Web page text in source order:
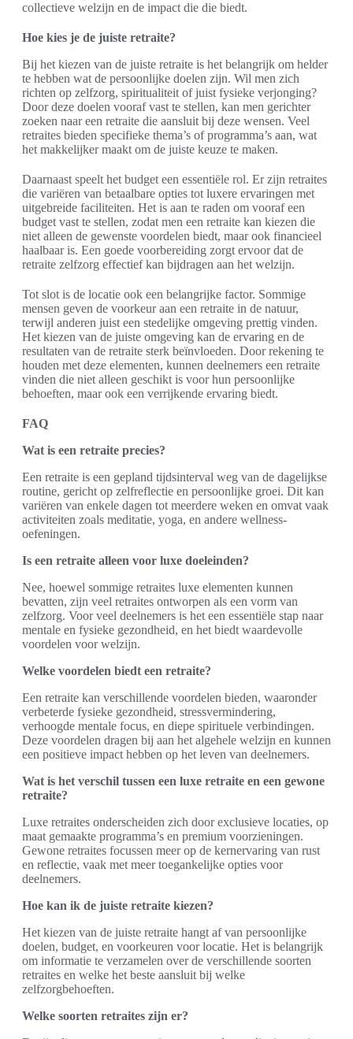
collectieve welzijn en de impact die die biedt.
Hoe kies je de juiste retraite?
Bij het kiezen van de juiste retraite is het belangrijk om helder
te hebben wat de persoonlijke doelen zijn. Wil men zich
richten op zelfzorg, spiritualiteit of juist fysieke verjonging?
Door deze doelen vooraf vast te stellen, kan men gerichter
zoeken naar een retraite die aansluit bij deze wensen. Veel
retraites bieden specifieke thema’s of programma’s aan, wat
het makkelijker maakt om de juiste keuze te maken.
Daarnaast speelt het budget een essentiële rol. Er zijn retraites
die variëren van betaalbare opties tot luxere ervaringen met
uitgebreide faciliteiten. Het is aan te raden om vooraf een
budget vast te stellen, zodat men een retraite kan kiezen die
niet alleen de gewenste voordelen biedt, maar ook financieel
haalbaar is. Een goede voorbereiding zorgt ervoor dat de
retraite zelfzorg effectief kan bijdragen aan het welzijn.
Tot slot is de locatie ook een belangrijke factor. Sommige
mensen geven de voorkeur aan een retraite in de natuur,
terwijl anderen juist een stedelijke omgeving prettig vinden.
Het kiezen van de juiste omgeving kan de ervaring en de
resultaten van de retraite sterk beïnvloeden. Door rekening te
houden met deze elementen, kunnen deelnemers een retraite
vinden die niet alleen geschikt is voor hun persoonlijke
behoeften, maar ook een verrijkende ervaring biedt.
FAQ
Wat is een retraite precies?
Een retraite is een gepland tijdsinterval weg van de dagelijkse
routine, gericht op zelfreflectie en persoonlijke groei. Dit kan
variëren van enkele dagen tot meerdere weken en omvat vaak
activiteiten zoals meditatie, yoga, en andere wellness-
oefeningen.
Is een retraite alleen voor luxe doeleinden?
Nee, hoewel sommige retraites luxe elementen kunnen
bevatten, zijn veel retraites ontworpen als een vorm van
zelfzorg. Voor veel deelnemers is het een essentiële stap naar
mentale en fysieke gezondheid, en het biedt waardevolle
voordelen voor welzijn.
Welke voordelen biedt een retraite?
Een retraite kan verschillende voordelen bieden, waaronder
verbeterde fysieke gezondheid, stressvermindering,
verhoogde mentale focus, en diepe spirituele verbindingen.
Deze voordelen dragen bij aan het algehele welzijn en kunnen
een positieve impact hebben op het leven van deelnemers.
Wat is het verschil tussen een luxe retraite en een gewone
retraite?
Luxe retraites onderscheiden zich door exclusieve locaties, op
maat gemaakte programma’s en premium voorzieningen.
Gewone retraites focussen meer op de kernervaring van rust
en reflectie, vaak met meer toegankelijke opties voor
deelnemers.
Hoe kan ik de juiste retraite kiezen?
Het kiezen van de juiste retraite hangt af van persoonlijke
doelen, budget, en voorkeuren voor locatie. Het is belangrijk
om informatie te verzamelen over de verschillende soorten
retraites en welke het beste aansluit bij welke
zelfzorgbehoeften.
Welke soorten retraites zijn er?